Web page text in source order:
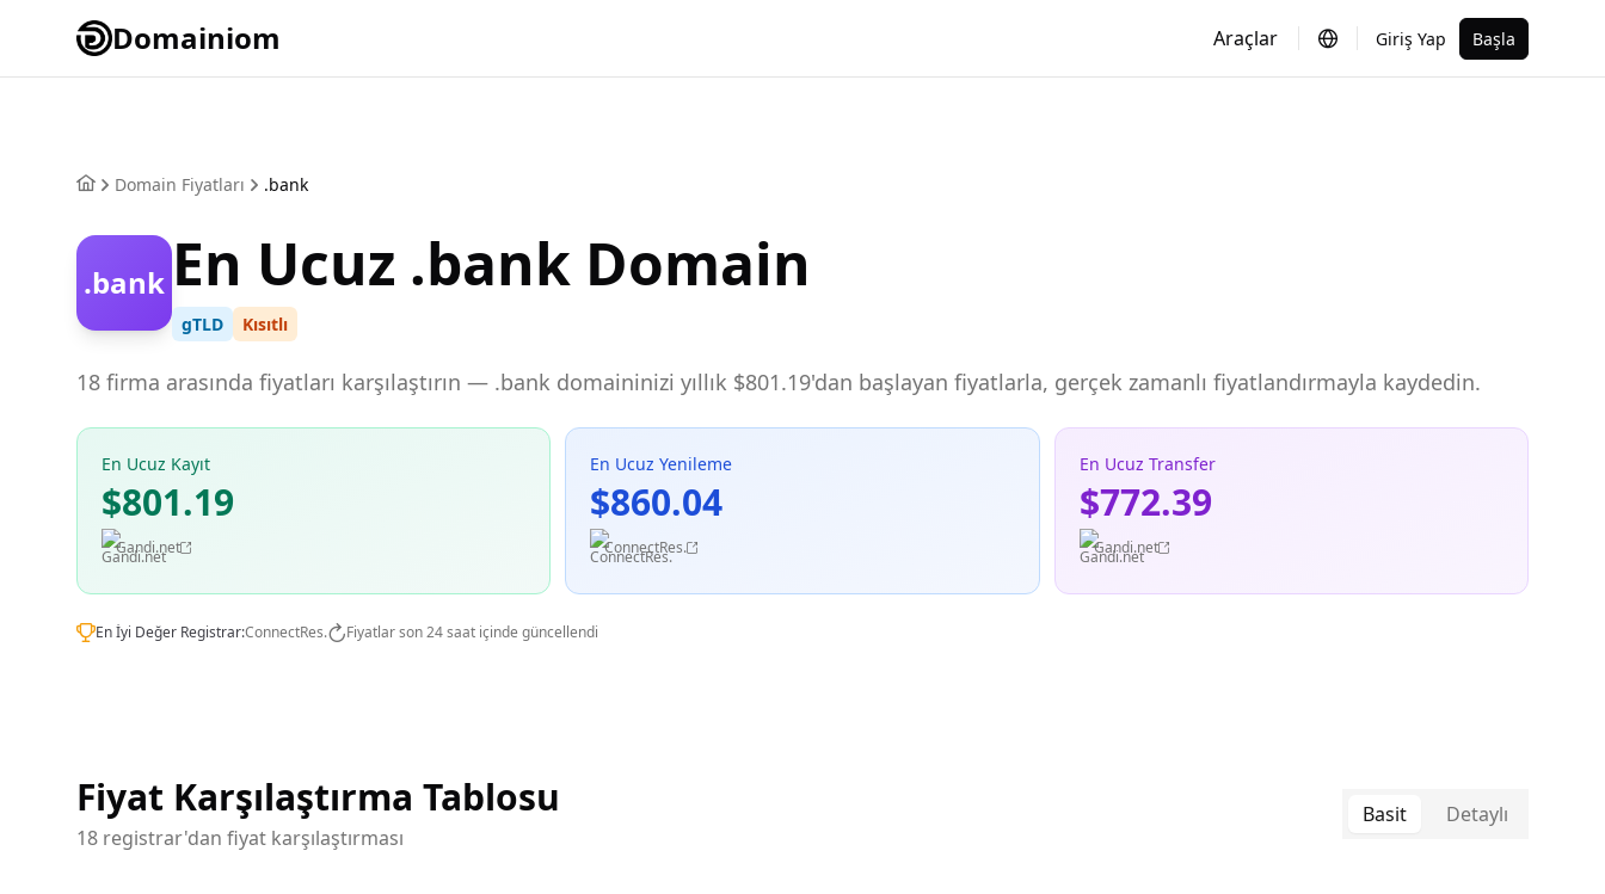
Domainiom Araçlar Giriş Yap Başla
Domain Fiyatları .bank
.bank En Ucuz .bank Domain
gTLD Kısıtlı
18 firma arasında fiyatları karşılaştırın — .bank domaininizi yıllık $801.19'dan başlayan fiyatlarla, gerçek zamanlı fiyatlandırmayla kaydedin.
En Ucuz Kayıt
$801.19
Gandi.net
En Ucuz Yenileme
$860.04
ConnectRes.
En Ucuz Transfer
$772.39
Gandi.net
En İyi Değer Registrar:ConnectRes. Fiyatlar son 24 saat içinde güncellendi
Fiyat Karşılaştırma Tablosu
18 registrar'dan fiyat karşılaştırması
Basit Detaylı